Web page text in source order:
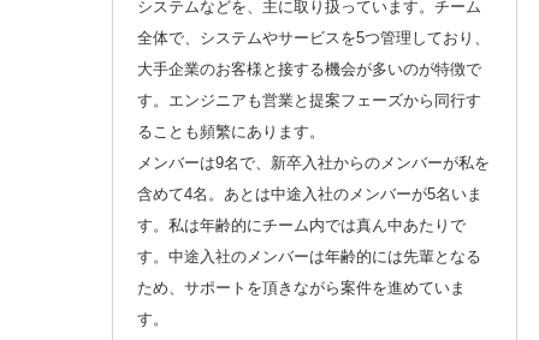
システムなどを、主に取り扱っています。チーム
全体で、システムやサービスを5つ管理しており、
大手企業のお客様と接する機会が多いのが特徴で
す。エンジニアも営業と提案フェーズから同行す
ることも頻繁にあります。
メンバーは9名で、新卒入社からのメンバーが私を
含めて4名。あとは中途入社のメンバーが5名いま
す。私は年齢的にチーム内では真ん中あたりで
す。中途入社のメンバーは年齢的には先輩となる
ため、サポートを頂きながら案件を進めていま
す。